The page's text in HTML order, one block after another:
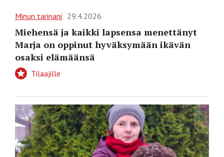
Minun tarinani 29.4.2026
Miehensä ja kaikki lapsensa menettänyt
Marja on oppinut hyväksymään ikävän
osaksi elämäänsä
Tilaajille